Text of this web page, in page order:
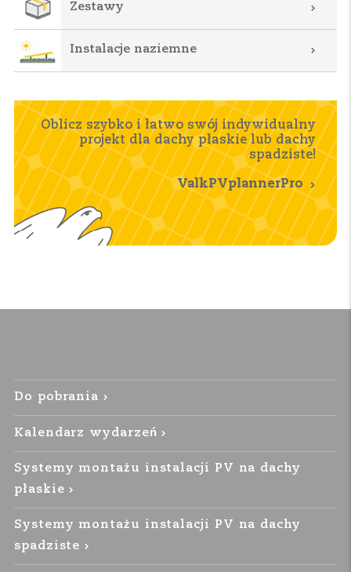
Zestawy
Instalacje naziemne
Oblicz szybko i łatwo swój indywidualny
projekt dla dachy płaskie lub dachy
spadziste!
ValkPVplannerPro
Do pobrania
Kalendarz wydarzeń
Systemy montażu instalacji PV na dachy
płaskie
Systemy montażu instalacji PV na dachy
spadziste